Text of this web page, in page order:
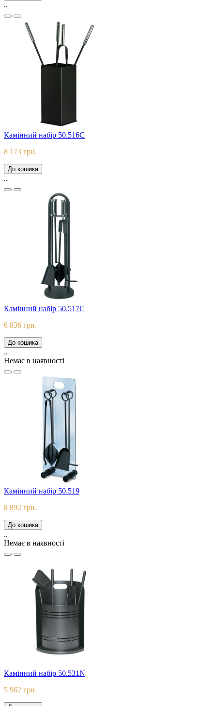
..
Камінний набір 50.516C
8 173 грн.
До кошика
..
Камінний набір 50.517C
6 836 грн.
До кошика
..
Немає в наявності
Камінний набір 50.519
8 892 грн.
До кошика
..
Немає в наявності
Камінний набір 50.531N
5 962 грн.